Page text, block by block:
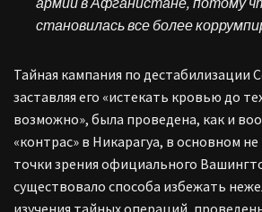
становилась все более
Тайная кампания по дестабилизации
заставляя его «истекать кровью до
возможно», была проведена, как и
«контрас» в Никарагуа, в основном
точки зрения официального
существовало способа избежать
изучения тайных операций,